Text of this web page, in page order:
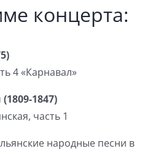
концерта:
4 «Карнавал»
1847)
часть 1
народные песни в